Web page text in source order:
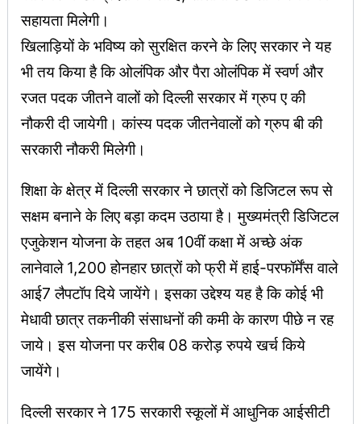
सहायता मिलेगी।
खिलाड़ियों के भविष्य को सुरक्षित करने के लिए सरकार ने यह
भी तय किया है कि ओलंपिक और पैरा ओलंपिक में स्वर्ण और
रजत पदक जीतने वालों को दिल्ली सरकार में ग्रुप ए की
नौकरी दी जायेगी। कांस्य पदक जीतनेवालों को ग्रुप बी की
सरकारी नौकरी मिलेगी।
शिक्षा के क्षेत्र में दिल्ली सरकार ने छात्रों को डिजिटल रूप से
सक्षम बनाने के लिए बड़ा कदम उठाया है। मुख्यमंत्री डिजिटल
एजुकेशन योजना के तहत अब 10वीं कक्षा में अच्छे अंक
लानेवाले 1,200 होनहार छात्रों को फ्री में हाई-परफॉर्मेंस वाले
आई7 लैपटॉप दिये जायेंगे। इसका उद्देश्य यह है कि कोई भी
मेधावी छात्र तकनीकी संसाधनों की कमी के कारण पीछे न रह
जाये। इस योजना पर करीब 08 करोड़ रुपये खर्च किये
जायेंगे।
दिल्ली सरकार ने 175 सरकारी स्कूलों में आधुनिक आईसीटी